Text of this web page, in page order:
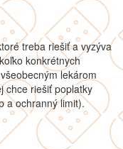
treba riešiť a vyzýva
konkrétnych
lekárom
chce riešiť poplatky
a ochranný limit).